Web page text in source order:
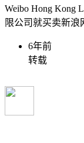
Weibo Hong Kong
限公司就买卖新浪
6年前
转载